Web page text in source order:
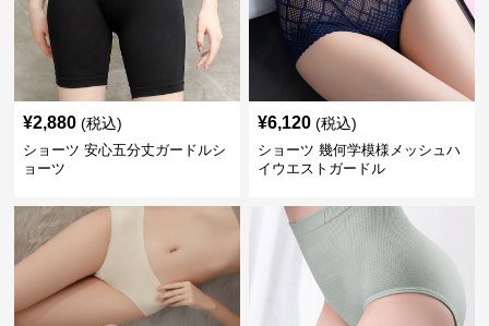
¥2,880 (税込)
ショーツ 安心五分丈ガードルシ
ョーツ
¥6,120 (税込)
ショーツ 幾何学模様メッシュハ
イウエストガードル